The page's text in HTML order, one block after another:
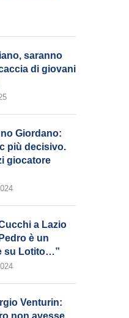
saranno
di giovani
Giordano:
più decisivo.
giocatore
a Lazio
è un
su Lotito…”
Venturin:
non avesse